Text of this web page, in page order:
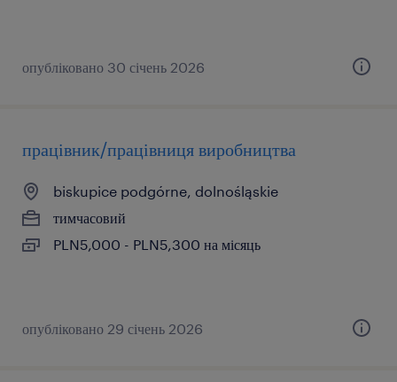
опубліковано 30 січень 2026
працівник/працівниця виробництва
biskupice podgórne, dolnośląskie
тимчасовий
PLN5,000 - PLN5,300 на місяць
опубліковано 29 січень 2026